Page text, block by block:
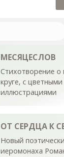
МЕСЯЦЕСЛОВ
Стихотворение о
круге, с цветными
иллюстрациями
ОТ СЕРДЦА К
Новый
иеромонаха